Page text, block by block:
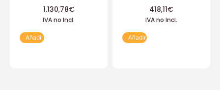
1.130,78€
IVA no Incl.
Añadir
418,11€
IVA no Incl.
Añadir